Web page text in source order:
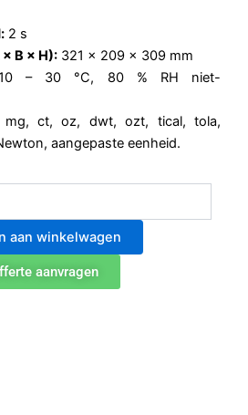
2 s
B × H):321 × 209 × 309 mm
– 30 °C, 80 % RH niet-
ct, oz, dwt, ozt, tical, tola,
aangepaste eenheid.
aan winkelwagen
aanvragen